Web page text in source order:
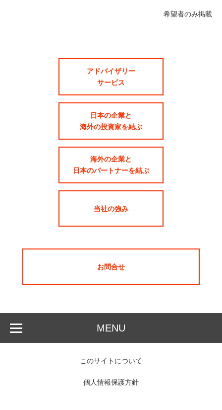
希望者のみ掲載
アドバイザリー
サービス
日本の企業と
海外の投資家を結ぶ
海外の企業と
日本のパートナーを結ぶ
当社の強み
お問合せ
MENU
このサイトについて
個人情報保護方針